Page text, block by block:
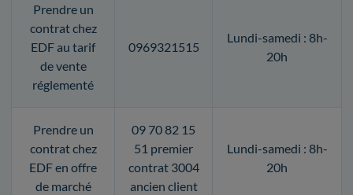
Prendre un
contrat chez
EDF au tarif
de vente
réglementé
0969321515
Lundi-samedi : 8h-
20h
Prendre un
contrat chez
EDF en offre
de marché
09 70 82 15
51 premier
contrat 3004
ancien client
Lundi-samedi : 8h-
20h